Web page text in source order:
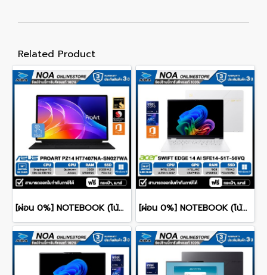
Related Product
[ผ่อน 0%] NOTEBOOK (โน้ตบุ๊ค) ASUS PROART PZ14 HT7407NA-SN027WA 14" Touch Screen/Snapdragon X2 Elite/RAM 32GB/SSD 512GB/WINDOWS 11+MS OFFICE รับประกันศูนย์ไทย 3ปี [ผ่อน 0%] NOTEBOOK (โน้ตบุ๊ก) ACER SWIFT 14 SFE14-51T-56VQ 14" 2.8K OLED/CORE ULTRA 5-226V/16GB/SSD 1TB/WINDOWS 11+MS OFFICE รับประกันศูนย์ไทย 3ปี